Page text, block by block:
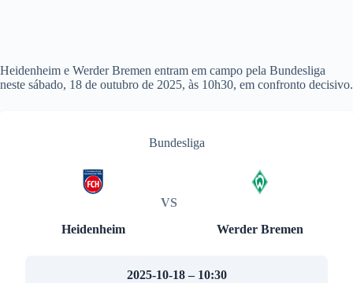
Heidenheim e Werder Bremen entram em campo pela Bundesliga
neste sábado, 18 de outubro de 2025, às 10h30, em confronto decisivo.
Bundesliga
Heidenheim
VS
Werder Bremen
2025-10-18 – 10:30